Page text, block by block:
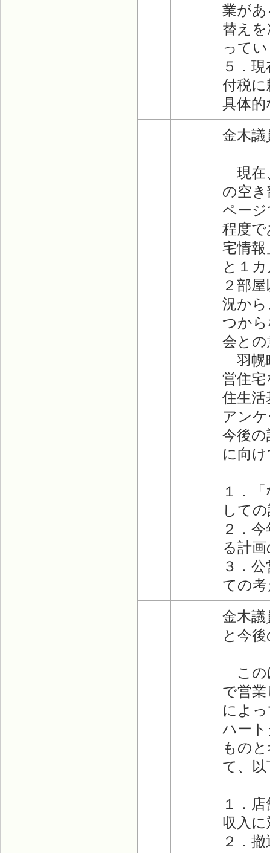
業が
替え
って
５．
付税
具体的
金木議
現在
の空
ペー
程度
宅情
と１
２部
況か
つか
会と
羽幌
営住
住生活
アン
今後
に向
１．
して
２．
る計
３．
ての
金木
と今
この
で営
によ
ハー
もの
て、
１．
収入
２．